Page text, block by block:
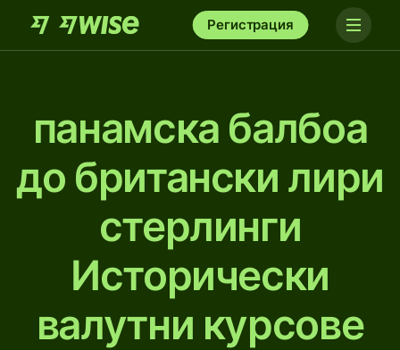
Регистрация
панамска балбоа
до британски лири
стерлинги
Исторически
валутни курсове